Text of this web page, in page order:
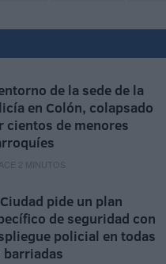
de la sede de la
en Colón, colapsado
cientos de menores
2 MINUTOS
pide un plan
de seguridad con
policial en todas
barriadas